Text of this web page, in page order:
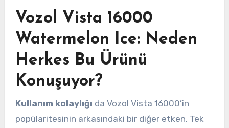
Vozol Vista 16000
Watermelon Ice: Neden
Herkes Bu Ürünü
Konuşuyor?
Kullanım kolaylığı da Vozol Vista 16000’in
popülaritesinin arkasındaki bir diğer etken. Tek